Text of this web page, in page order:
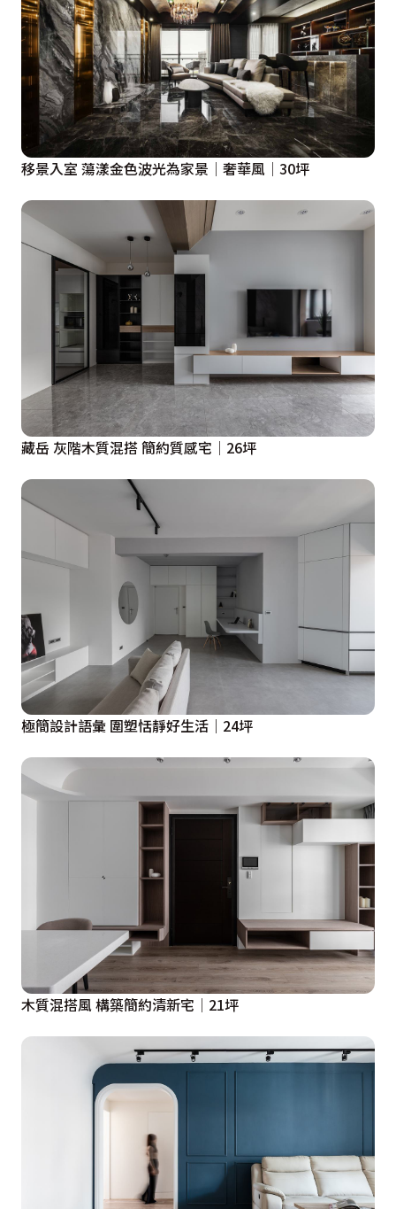
移景入室 蕩漾金色波光為家景│奢華風│30坪
藏岳 灰階木質混搭 簡約質感宅│26坪
極簡設計語彙 圍塑恬靜好生活｜24坪
木質混搭風 構築簡約清新宅│21坪